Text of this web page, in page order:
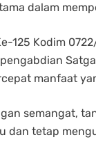
dalam
125 Kodim
manfaat
semangat,
dan tetap